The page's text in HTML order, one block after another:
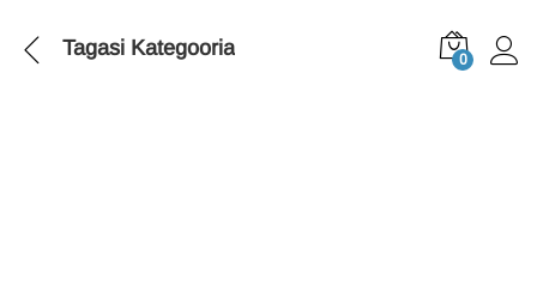
Tagasi Kategooria 0